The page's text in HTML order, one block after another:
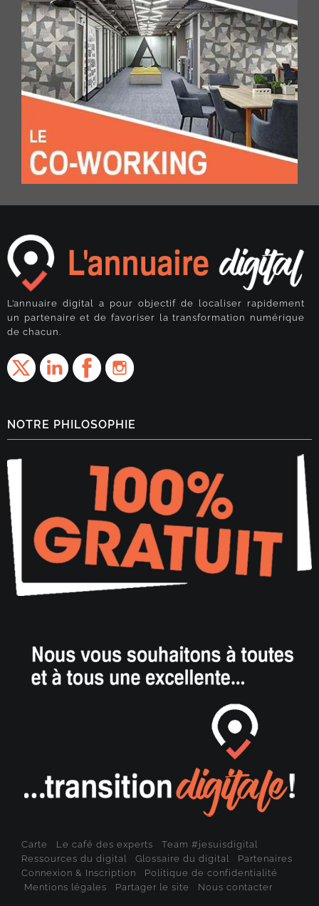
L’annuaire digital a pour objectif de localiser rapidement
un partenaire et de favoriser la transformation numérique
de chacun.
NOTRE PHILOSOPHIE
Carte Le café des experts
Team #jesuisdigital
Ressources du digital
Glossaire du digital
Partenaires
Connexion & Inscription
Politique de confidentialité
Mentions légales
Partager le site Nous contacter